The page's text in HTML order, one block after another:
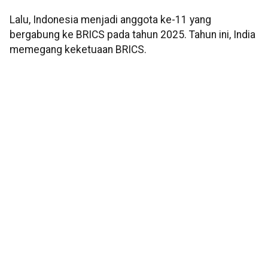
Lalu, Indonesia menjadi anggota ke-11 yang
bergabung ke BRICS pada tahun 2025. Tahun ini, India
memegang keketuaan BRICS.